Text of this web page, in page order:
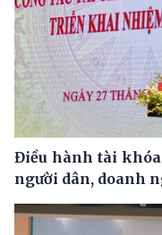
Điều hành tài
người dân, doanh